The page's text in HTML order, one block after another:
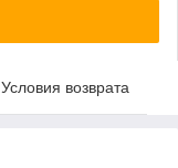
Условия возврата